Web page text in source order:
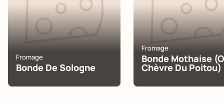
Fromage
Bonde De Sologne
Fromage
Bonde Mothaise
Chèvre Du Poitou)